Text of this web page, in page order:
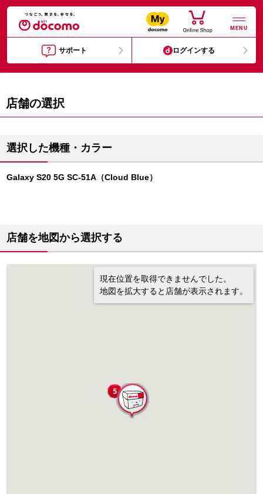
MENU
サポート ログインする
店舗の選択
選択した機種・カラー
Galaxy S20 5G SC-51A（Cloud Blue）
店舗を地図から選択する
現在位置を取得できませんでした。
地図を拡大すると店舗が表示されます。